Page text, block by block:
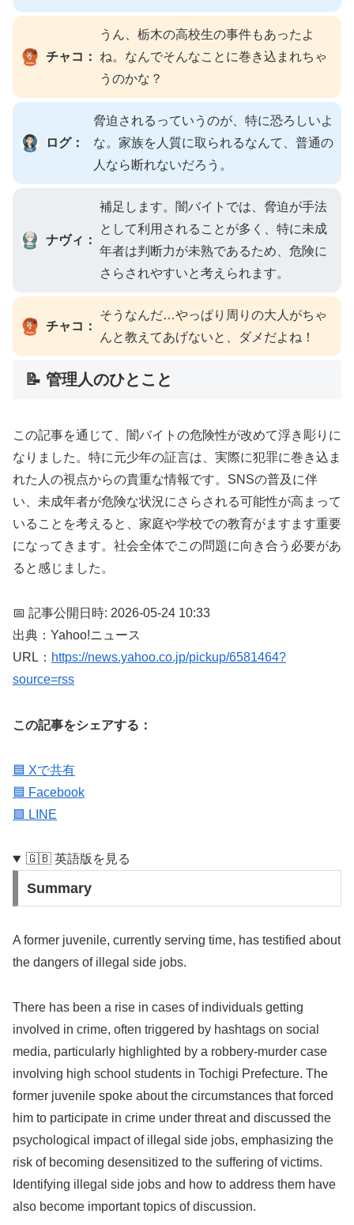
チャコ：
うん、栃木の高校生の事件もあったよ
ね。なんでそんなことに巻き込まれちゃ
うのかな？
ログ：
脅迫されるっていうのが、特に恐ろしいよ
な。家族を人質に取られるなんて、普通の
人なら断れないだろう。
ナヴィ：
補足します。闇バイトでは、脅迫が手法
として利用されることが多く、特に未成
年者は判断力が未熟であるため、危険に
さらされやすいと考えられます。
チャコ：
そうなんだ…やっぱり周りの大人がちゃ
んと教えてあげないと、ダメだよね！
📝 管理人のひとこと
この記事を通じて、闇バイトの危険性が改めて浮き彫りに
なりました。特に元少年の証言は、実際に犯罪に巻き込ま
れた人の視点からの貴重な情報です。SNSの普及に伴
い、未成年者が危険な状況にさらされる可能性が高まって
いることを考えると、家庭や学校での教育がますます重要
になってきます。社会全体でこの問題に向き合う必要があ
ると感じました。
📅 記事公開日時: 2026-05-24 10:33
出典：Yahoo!ニュース
URL： https://news.yahoo.co.jp/pickup/6581464?
source=rss
この記事をシェアする：
🟦 Xで共有
🟦 Facebook
🟩 LINE
🇬🇧 英語版を見る
Summary
A former juvenile, currently serving time, has testified about
the dangers of illegal side jobs.
There has been a rise in cases of individuals getting
involved in crime, often triggered by hashtags on social
media, particularly highlighted by a robbery-murder case
involving high school students in Tochigi Prefecture. The
former juvenile spoke about the circumstances that forced
him to participate in crime under threat and discussed the
psychological impact of illegal side jobs, emphasizing the
risk of becoming desensitized to the suffering of victims.
Identifying illegal side jobs and how to address them have
also become important topics of discussion.